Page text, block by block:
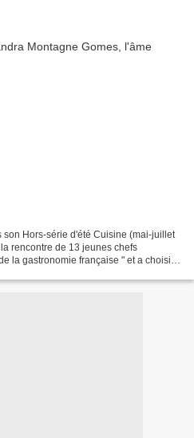
Hors-série d'été Cuisine (mai-juillet
rencontre de 13 jeunes chefs
la gastronomie française " et a choisi le